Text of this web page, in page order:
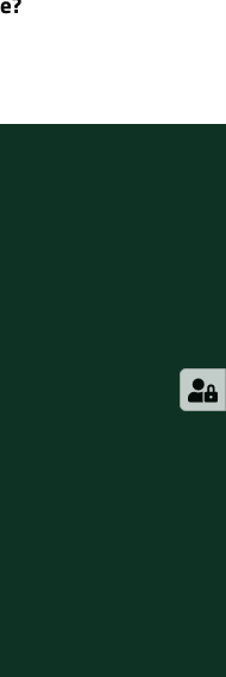
il servizio